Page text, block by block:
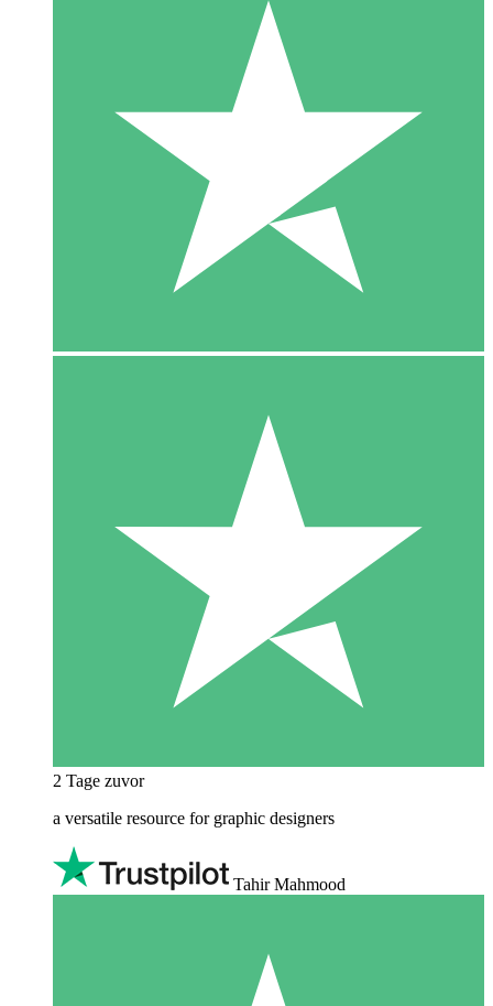
2 Tage zuvor
a versatile resource for graphic designers
Tahir Mahmood